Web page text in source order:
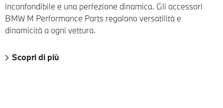
inconfondibile e una perfezione dinamica. Gli accessori
BMW M Performance Parts regalano versatilità e
dinamicità a ogni vettura.
Scopri di più